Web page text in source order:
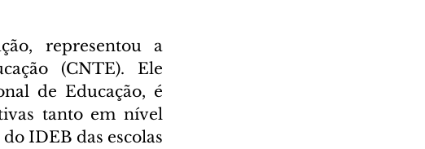
representou a
(CNTE). Ele
de Educação, é
tanto em nível
IDEB das escolas